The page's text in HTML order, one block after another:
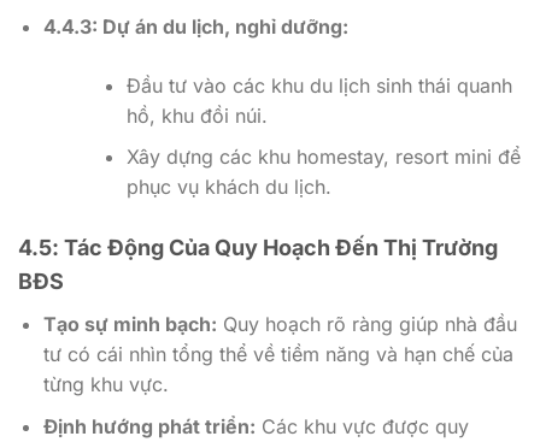
4.4.3: Dự án du lịch, nghỉ dưỡng:
Đầu tư vào các khu du lịch sinh thái quanh
hồ, khu đồi núi.
Xây dựng các khu homestay, resort mini để
phục vụ khách du lịch.
4.5: Tác Động Của Quy Hoạch Đến Thị Trường
BĐS
Tạo sự minh bạch: Quy hoạch rõ ràng giúp nhà đầu
tư có cái nhìn tổng thể về tiềm năng và hạn chế của
từng khu vực.
Định hướng phát triển: Các khu vực được quy